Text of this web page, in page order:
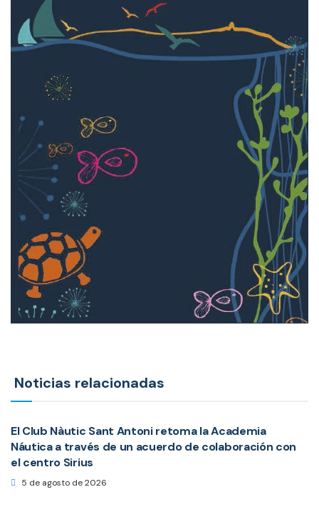
Noticias relacionadas
El Club Nàutic Sant Antoni retoma la Academia
Náutica a través de un acuerdo de colaboración con
el centro Sirius
5 de agosto de 2026